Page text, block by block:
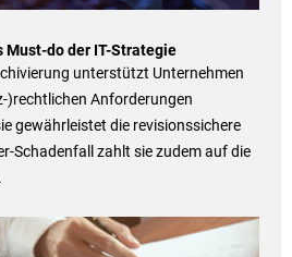
do der IT-Strategie
unterstützt Unternehmen
)rechtlichen Anforderungen
gewährleistet die revisionssichere
Schadenfall zahlt sie zudem auf die